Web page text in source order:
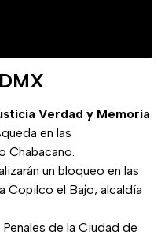
Verdad y Memoria
en las
Chabacano.
un bloqueo en las
Copilco el Bajo, alcaldía
de la Ciudad de